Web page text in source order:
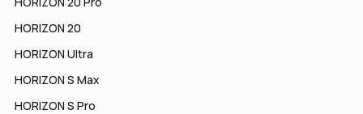
HORIZON 20
HORIZON Ultra
HORIZON S Max
HORIZON S Pro